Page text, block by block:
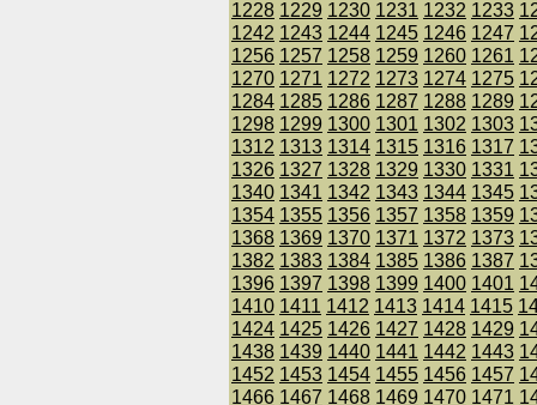
1228 1229 1230 1231 1232 1233
1242 1243 1244 1245 1246 1247
1256 1257 1258 1259 1260 1261
1270 1271 1272 1273 1274 1275
1284 1285 1286 1287 1288 1289
1298 1299 1300 1301 1302 1303
1312 1313 1314 1315 1316 1317
1326 1327 1328 1329 1330 1331
1340 1341 1342 1343 1344 1345
1354 1355 1356 1357 1358 1359
1368 1369 1370 1371 1372 1373
1382 1383 1384 1385 1386 1387
1396 1397 1398 1399 1400 1401
1410 1411 1412 1413 1414 1415
1424 1425 1426 1427 1428 1429
1438 1439 1440 1441 1442 1443
1452 1453 1454 1455 1456 1457
1466 1467 1468 1469 1470 1471